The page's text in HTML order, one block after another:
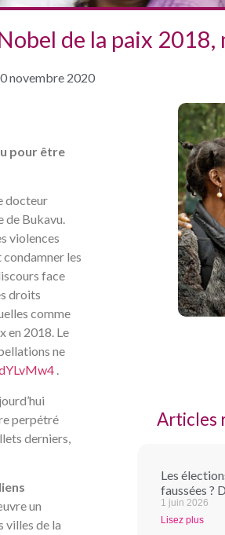
de la paix 2018,
novembre 2020
pour être
docteur
de Bukavu.
violences
condamner les
face
droits
comme
en 2018. Le
ne
.
perpétré
derniers,
un
villes de la
Articles
Les
faussées ?
1 juin 2026
Lisez plus